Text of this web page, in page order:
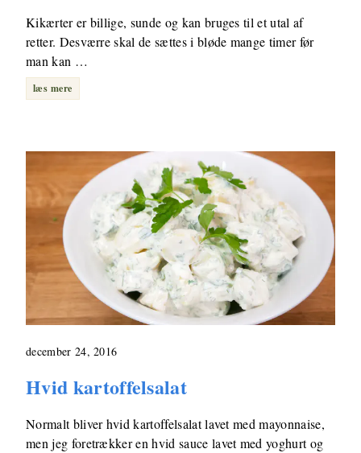
Kikærter er billige, sunde og kan bruges til et utal af
retter. Desværre skal de sættes i bløde mange timer før
man kan …
læs mere
december 24, 2016
Hvid kartoffelsalat
Normalt bliver hvid kartoffelsalat lavet med mayonnaise,
men jeg foretrækker en hvid sauce lavet med yoghurt og